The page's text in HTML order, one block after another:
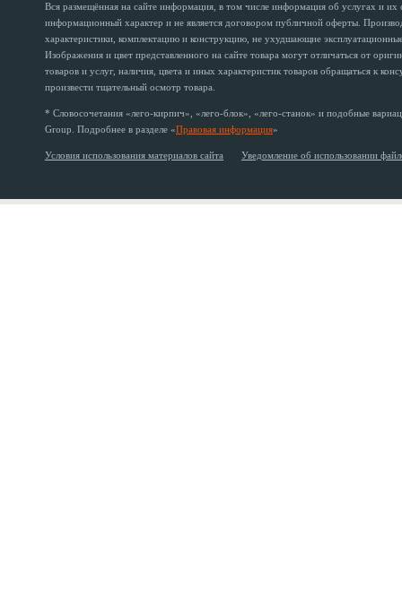
Вся размещённая на сайте информация, в том числе информация об услугах и
информационный характер и не является договором публичной оферты.
характеристики, комплектацию и конструкцию, не ухудшающие
Изображения и цвет представленного на сайте товара могут отличаться от
товаров и услуг, наличия, цвета и иных характеристик товаров обращаться к
произвести тщательный осмотр товара.
* Словосочетания «лего-кирпич», «лего-блок», «лего-станок» и подобные
Group. Подробнее в разделе «Правовая информация»
Условия использования материалов сайта Уведомление об использовании